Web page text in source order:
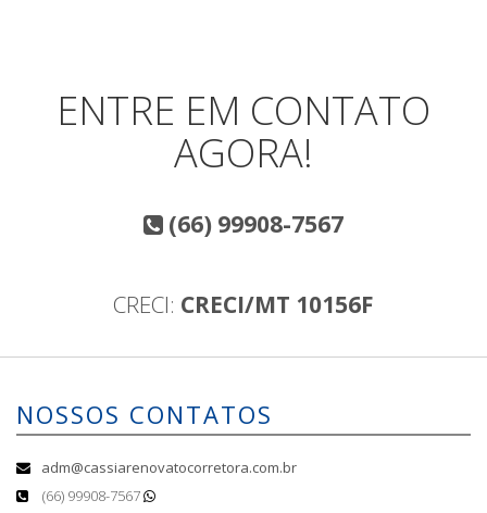
ENTRE EM CONTATO
AGORA!
(66) 99908-7567
CRECI: CRECI/MT 10156F
NOSSOS CONTATOS
adm@cassiarenovatocorretora.com.br
(66) 99908-7567